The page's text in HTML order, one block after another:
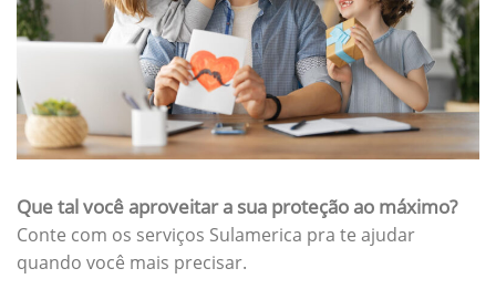
Que tal você aproveitar a sua proteção ao máximo?
Conte com os serviços Sulamerica pra te ajudar
quando você mais precisar.